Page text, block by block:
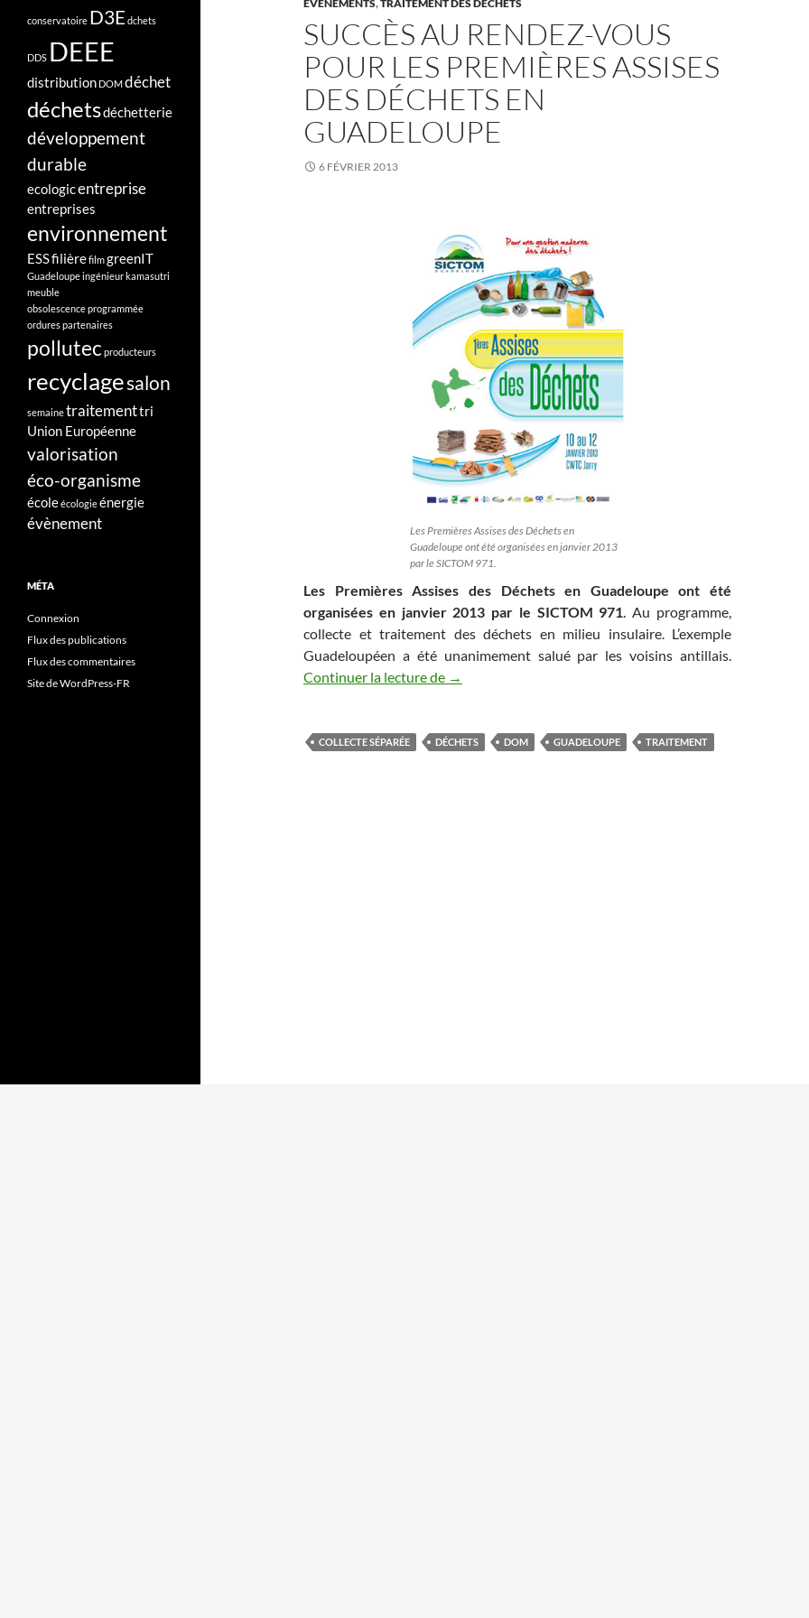
EVÈNEMENTS,TRAITEMENT DES DÉCHETS
SUCCÈS AU RENDEZ-VOUS
POUR LES PREMIÈRES ASSISES
DES DÉCHETS EN
GUADELOUPE
6 FÉVRIER 2013
Les Premières Assises des Déchets en
Guadeloupe ont été organisées en janvier 2013
par le SICTOM 971.
Les Premières Assises des Déchets en Guadeloupe ont été
organisées en janvier 2013 par le SICTOM 971
. Au programme,
collecte et traitement des déchets en milieu insulaire. L’exemple
Guadeloupéen a été unanimement salué par les voisins antillais.
Continuer la lecture de
Succès au rendez-vous pour les premières Assises des
→
COLLECTE SÉPARÉE DÉCHETS DOM GUADELOUPE TRAITEMENT
conservatoire D3Edchets
DDS DEEE
distribution DOMdéchet
déchetsdéchetterie
développement
durable
ecologicentreprise
entreprises
environnement
ESSfilièrefilmgreenIT
Guadeloupeingénieurkamasutri
meuble
obsolescence programmée
ordurespartenaires
pollutec producteurs
recyclagesalon
semainetraitementtri
Union Européenne
valorisation
éco-organisme
écoleécologieénergie
évènement
MÉTA
Connexion
Flux des publications
Flux des commentaires
Site de WordPress-FR